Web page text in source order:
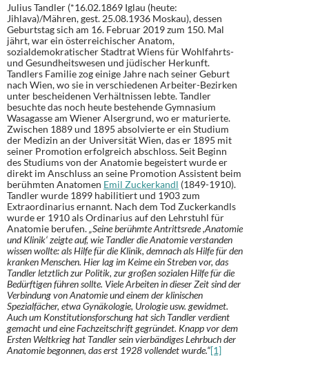
Julius Tandler (*16.02.1869 Iglau (heute:
Jihlava)/Mähren, gest. 25.08.1936 Moskau), dessen
Geburtstag sich am 16. Februar 2019 zum 150. Mal
jährt, war ein österreichischer Anatom,
sozialdemokratischer Stadtrat Wiens für Wohlfahrts-
und Gesundheitswesen und jüdischer Herkunft.
Tandlers Familie zog einige Jahre nach seiner Geburt
nach Wien, wo sie in verschiedenen Arbeiter-Bezirken
unter bescheidenen Verhältnissen lebte. Tandler
besuchte das noch heute bestehende Gymnasium
Wasagasse am Wiener Alsergrund, wo er maturierte.
Zwischen 1889 und 1895 absolvierte er ein Studium
der Medizin an der Universität Wien, das er 1895 mit
seiner Promotion erfolgreich abschloss. Seit Beginn
des Studiums von der Anatomie begeistert wurde er
direkt im Anschluss an seine Promotion Assistent beim
berühmten Anatomen Emil Zuckerkandl (1849-1910).
Tandler wurde 1899 habilitiert und 1903 zum
Extraordinarius ernannt. Nach dem Tod Zuckerkandls
wurde er 1910 als Ordinarius auf den Lehrstuhl für
Anatomie berufen.„Seine berühmte Antrittsrede ,Anatomie
und Klinik‘ zeigte auf, wie Tandler die Anatomie verstanden
wissen wollte: als Hilfe für die Klinik, demnach als Hilfe für den
kranken Menschen. Hier lag im Keime ein Streben vor, das
Tandler letztlich zur Politik, zur großen sozialen Hilfe für die
Bedürftigen führen sollte. Viele Arbeiten in dieser Zeit sind der
Verbindung von Anatomie und einem der klinischen
Spezialfächer, etwa Gynäkologie, Urologie usw. gewidmet.
Auch um Konstitutionsforschung hat sich Tandler verdient
gemacht und eine Fachzeitschrift gegründet. Knapp vor dem
Ersten Weltkrieg hat Tandler sein vierbändiges Lehrbuch der
Anatomie begonnen, das erst 1928 vollendet wurde.“[1]